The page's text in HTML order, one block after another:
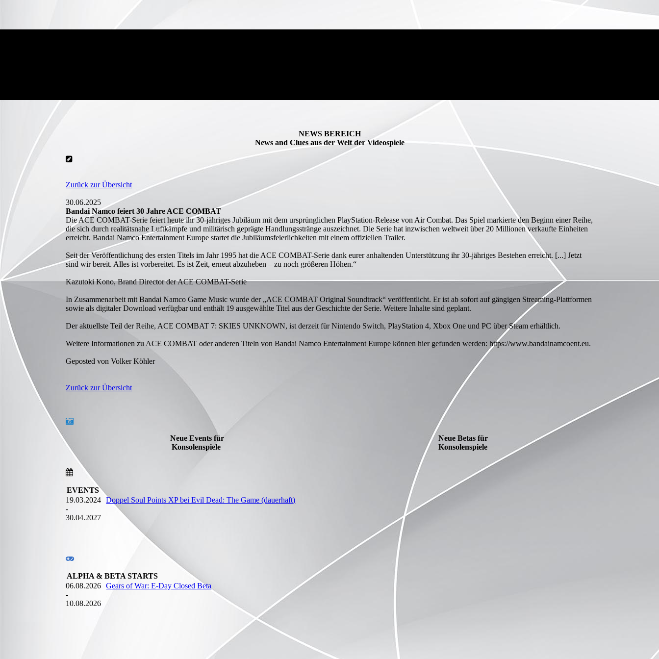
NEWS BEREICH
News and Clues aus der Welt der Videospiele
Zurück zur Übersicht
30.06.2025
Bandai Namco feiert 30 Jahre ACE COMBAT
Die ACE COMBAT-Serie feiert heute ihr 30-jähriges Jubiläum mit dem ursprünglichen PlayStation-Release von Air Combat. Das Spiel markierte den Beginn einer Reihe,
die sich durch realitätsnahe Luftkämpfe und militärisch geprägte Handlungsstränge auszeichnet. Die Serie hat inzwischen weltweit über 20 Millionen verkaufte Einheiten
erreicht. Bandai Namco Entertainment Europe startet die Jubiläumsfeierlichkeiten mit einem offiziellen Trailer.
Seit der Veröffentlichung des ersten Titels im Jahr 1995 hat die ACE COMBAT-Serie dank eurer anhaltenden Unterstützung ihr 30-jähriges Bestehen erreicht. [...] Jetzt
sind wir bereit. Alles ist vorbereitet. Es ist Zeit, erneut abzuheben – zu noch größeren Höhen.“
Kazutoki Kono, Brand Director der ACE COMBAT-Serie
In Zusammenarbeit mit Bandai Namco Game Music wurde der „ACE COMBAT Original Soundtrack“ veröffentlicht. Er ist ab sofort auf gängigen Streaming-Plattformen
sowie als digitaler Download verfügbar und enthält 19 ausgewählte Titel aus der Geschichte der Serie. Weitere Inhalte sind geplant.
Der aktuellste Teil der Reihe, ACE COMBAT 7: SKIES UNKNOWN, ist derzeit für Nintendo Switch, PlayStation 4, Xbox One und PC über Steam erhältlich.
Weitere Informationen zu ACE COMBAT oder anderen Titeln von Bandai Namco Entertainment Europe können hier gefunden werden: https://www.bandainamcoent.eu.
Geposted von Volker Köhler
Zurück zur Übersicht
Neue Events für
Konsolenspiele
Neue Betas für
Konsolenspiele
EVENTS
19.03.2024
-
30.04.2027
Doppel Soul Points XP bei Evil Dead: The Game (dauerhaft)
ALPHA & BETA STARTS
06.08.2026
-
10.08.2026
Gears of War: E-Day Closed Beta